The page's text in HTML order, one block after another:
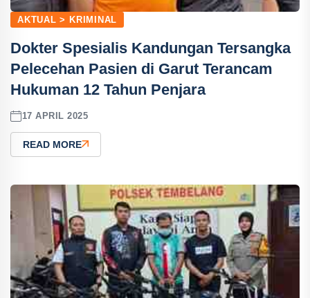
AKTUAL > KRIMINAL
Dokter Spesialis Kandungan Tersangka
Pelecehan Pasien di Garut Terancam
Hukuman 12 Tahun Penjara
17 APRIL 2025
READ MORE